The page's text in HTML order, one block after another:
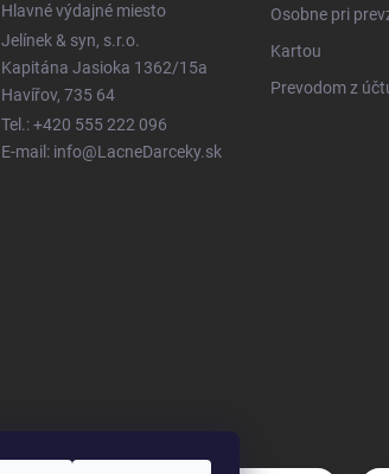
Hlavné výdajné miesto
Jelínek & syn, s.r.o.
Kapitána Jasioka 1362/15a
Havířov, 735 64
Tel.: +420 555 222 096
E-mail: info@LacneDarceky.sk
Osobne pri
Kartou
Prevodom z